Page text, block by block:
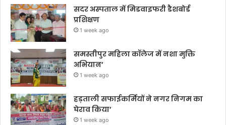
सदर अस्पताल में मिडवाइफरी डैशबोर्ड
प्रशिक्षण
1 week ago
समस्तीपुर महिला कॉलेज में नशा मुक्ति
अभियान’
1 week ago
हड़ताली सफाईकर्मियों ने नगर निगम का
घेराव किया’
1 week ago